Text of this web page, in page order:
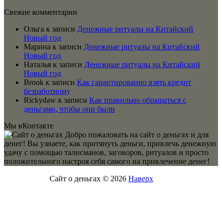
Свежие комментарии
Ольга к записи Денежные ритуалы на Китайский
Новый год
Марина к записи Денежные ритуалы на Китайский
Новый год
Наталья к записи Денежные ритуалы на Китайский
Новый год
Brook к записи Как гарантированно взять кредит
безработному
Rickydaw к записи Как правильно обращаться с
деньгами, чтобы они были
Мы вКонтакте
Добро пожаловать на сайт о деньгах и для
денег! Вы узнаете, как притянуть деньги, привлечь денежную
удачу с помощью талисманов, заговоров, ритуалов и просто
положительного настроя себя самого на привлечение денег!
Сайт о деньгах © 2026 Наверх